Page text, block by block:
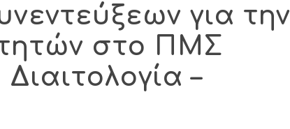
για την
στο ΠΜΣ
–